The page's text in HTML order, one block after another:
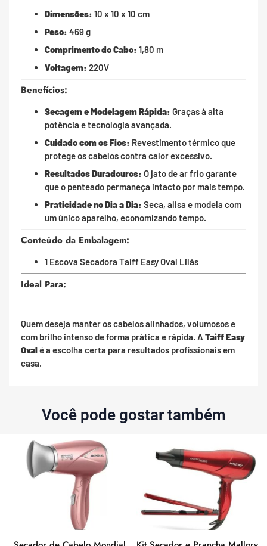
Dimensões: 10 x 10 x 10 cm
Peso: 469 g
Comprimento do Cabo: 1,80 m
Voltagem: 220V
Benefícios:
Secagem e Modelagem Rápida: Graças à alta
potência e tecnologia avançada.
Cuidado com os Fios: Revestimento térmico que
protege os cabelos contra calor excessivo.
Resultados Duradouros: O jato de ar frio garante
que o penteado permaneça intacto por mais tempo.
Praticidade no Dia a Dia: Seca, alisa e modela com
um único aparelho, economizando tempo.
Conteúdo da Embalagem:
1 Escova Secadora Taiff Easy Oval Lilás
Ideal Para:
Quem deseja manter os cabelos alinhados, volumosos e
com brilho intenso de forma prática e rápida. A Taiff Easy
Ovalé a escolha certa para resultados profissionais em
casa.
Você pode gostar também